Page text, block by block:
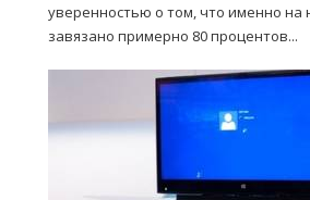
уверенностью о том, что именно на
завязано примерно 80 процентов...